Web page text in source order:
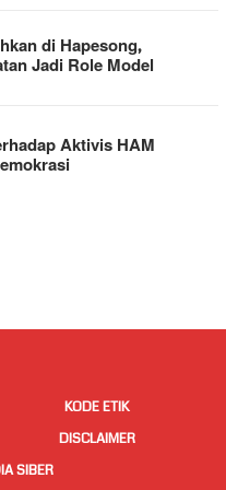
di Hapesong,
Jadi Role Model
Aktivis HAM
KODE ETIK
DISCLAIMER
SIBER